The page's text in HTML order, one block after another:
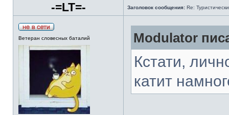
-=LT=- Заголовок сообщения: Re:
Ветеран словесных баталий Modulator
Кстати,
катит